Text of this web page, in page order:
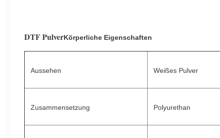
DTF PulverKörperliche Eigenschaften
Aussehen Weißes Pulver
Zusammensetzung Polyurethan